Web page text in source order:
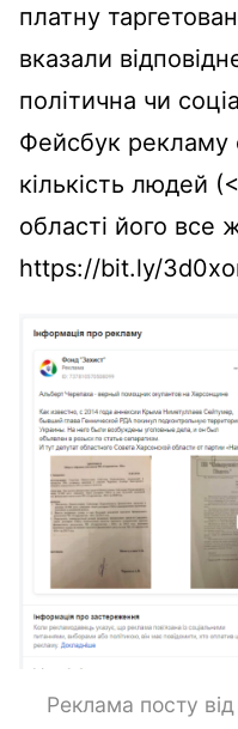
платну
вказали
політична чи
Фейсбук рекламу
кількість людей
області його все
https://bit.ly/
Реклама посту